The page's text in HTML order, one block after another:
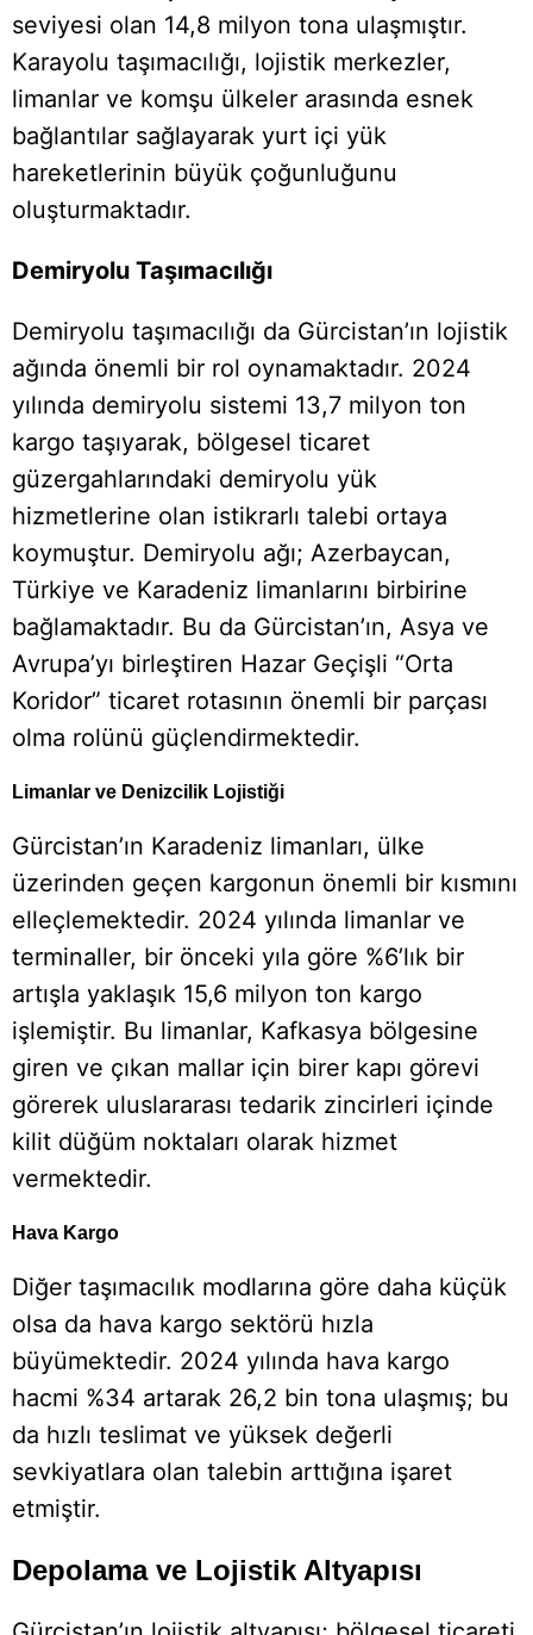
seviyesi olan 14,8 milyon tona ulaşmıştır.
Karayolu taşımacılığı, lojistik merkezler,
limanlar ve komşu ülkeler arasında esnek
bağlantılar sağlayarak yurt içi yük
hareketlerinin büyük çoğunluğunu
oluşturmaktadır.
Demiryolu Taşımacılığı
Demiryolu taşımacılığı da Gürcistan’ın lojistik
ağında önemli bir rol oynamaktadır. 2024
yılında demiryolu sistemi 13,7 milyon ton
kargo taşıyarak, bölgesel ticaret
güzergahlarındaki demiryolu yük
hizmetlerine olan istikrarlı talebi ortaya
koymuştur. Demiryolu ağı; Azerbaycan,
Türkiye ve Karadeniz limanlarını birbirine
bağlamaktadır. Bu da Gürcistan’ın, Asya ve
Avrupa’yı birleştiren Hazar Geçişli “Orta
Koridor” ticaret rotasının önemli bir parçası
olma rolünü güçlendirmektedir.
Limanlar ve Denizcilik Lojistiği
Gürcistan’ın Karadeniz limanları, ülke
üzerinden geçen kargonun önemli bir kısmını
elleçlemektedir. 2024 yılında limanlar ve
terminaller, bir önceki yıla göre %6’lık bir
artışla yaklaşık 15,6 milyon ton kargo
işlemiştir. Bu limanlar, Kafkasya bölgesine
giren ve çıkan mallar için birer kapı görevi
görerek uluslararası tedarik zincirleri içinde
kilit düğüm noktaları olarak hizmet
vermektedir.
Hava Kargo
Diğer taşımacılık modlarına göre daha küçük
olsa da hava kargo sektörü hızla
büyümektedir. 2024 yılında hava kargo
hacmi %34 artarak 26,2 bin tona ulaşmış; bu
da hızlı teslimat ve yüksek değerli
sevkiyatlara olan talebin arttığına işaret
etmiştir.
Depolama ve Lojistik Altyapısı